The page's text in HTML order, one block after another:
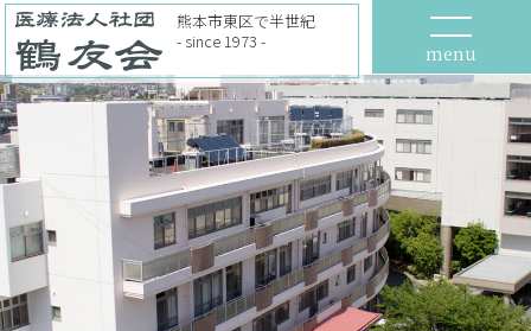
menu
熊本市東区で半世紀
- since 1973 -